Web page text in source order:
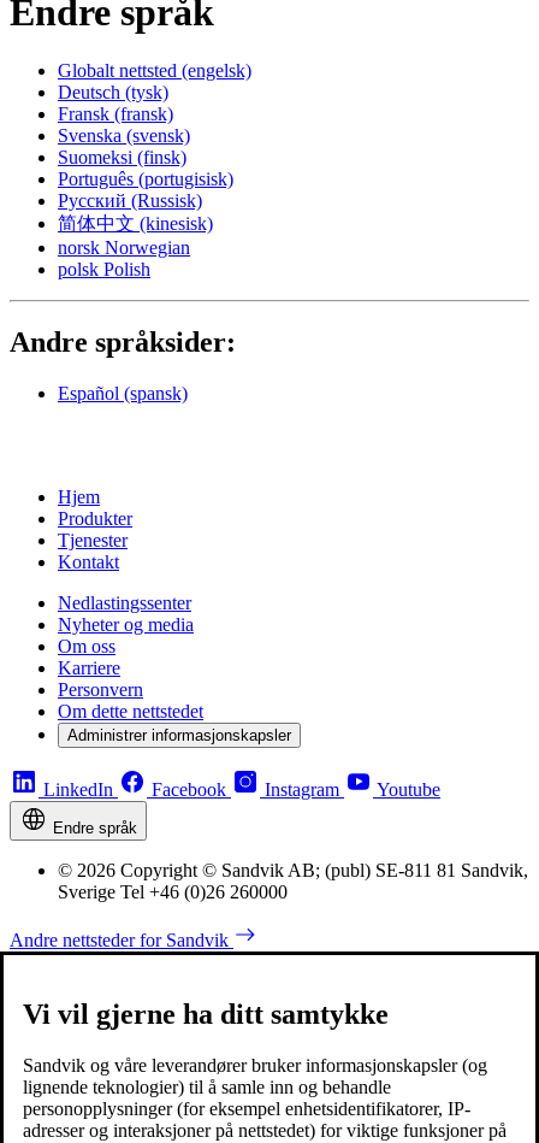
Endre språk
Globalt nettsted (engelsk)
Deutsch (tysk)
Fransk (fransk)
Svenska (svensk)
Suomeksi (finsk)
Português (portugisisk)
Русский (Russisk)
简体中文 (kinesisk)
norsk Norwegian
polsk Polish
Andre språksider:
Español (spansk)
Hjem
Produkter
Tjenester
Kontakt
Nedlastingssenter
Nyheter og media
Om oss
Karriere
Personvern
Om dette nettstedet
Administrer informasjonskapsler
LinkedIn Facebook Instagram Youtube
Endre språk
© 2026 Copyright © Sandvik AB; (publ) SE-811 81 Sandvik,
Sverige Tel +46 (0)26 260000
Andre nettsteder for Sandvik
Vi vil gjerne ha ditt samtykke
Sandvik og våre leverandører bruker informasjonskapsler (og
lignende teknologier) til å samle inn og behandle
personopplysninger (for eksempel enhetsidentifikatorer, IP-
adresser og interaksjoner på nettstedet) for viktige funksjoner på